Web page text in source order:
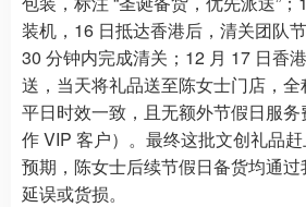
装机，16 日抵达香港后，清关团队
30 分钟内完成清关；12 月 17 日香
送，当天将礼品送至陈女士门店，
平日时效一致，且无额外节假日服
作 VIP 客户）。最终这批文创礼品
预期，陈女士后续节假日备货均通
延误或货损。